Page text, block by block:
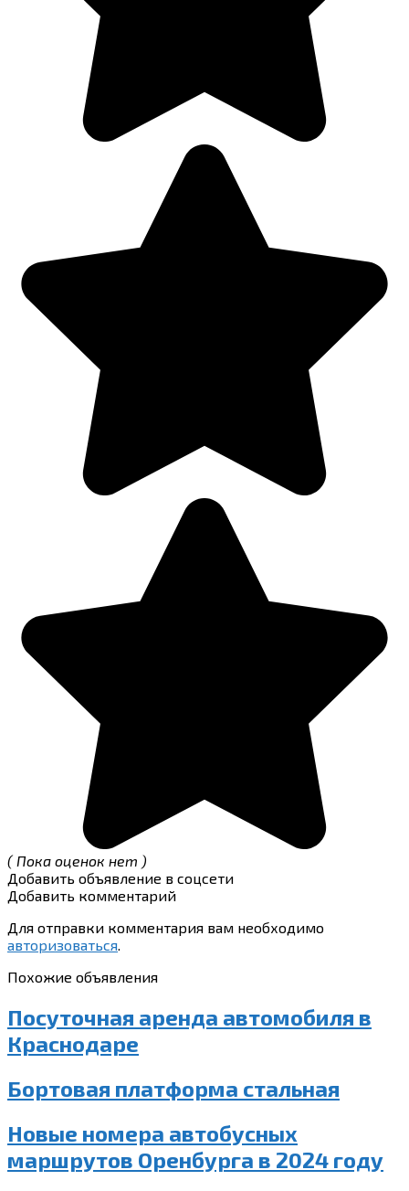
( Пока оценок нет )
Добавить объявление в соцсети
Добавить комментарий
Для отправки комментария вам необходимо
авторизоваться.
Похожие объявления
Посуточная аренда автомобиля в
Краснодаре
Бортовая платформа стальная
Новые номера автобусных
маршрутов Оренбурга в 2024 году